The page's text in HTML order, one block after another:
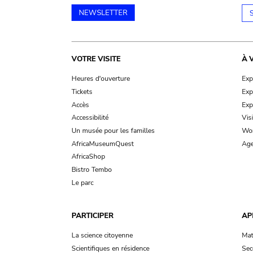
NEWSLETTER
Main
navigation
VOTRE VISITE
Heures d'ouverture
Tickets
Accès
Accessibilité
Un musée pour les familles
AfricaMuseumQuest
AfricaShop
Bistro Tembo
Le parc
À
PARTICIPER
La science citoyenne
Scientifiques en résidence